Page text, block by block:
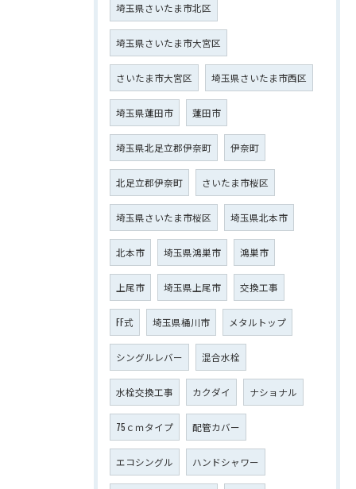
埼玉県さいたま市北区
埼玉県さいたま市大宮区
さいたま市大宮区 埼玉県さいたま市西区
埼玉県蓮田市 蓮田市
埼玉県北足立郡伊奈町 伊奈町
北足立郡伊奈町 さいたま市桜区
埼玉県さいたま市桜区 埼玉県北本市
北本市 埼玉県鴻巣市 鴻巣市
上尾市 埼玉県上尾市 交換工事
FF式 埼玉県桶川市 メタルトップ
シングルレバー 混合水栓
水栓交換工事 カクダイ ナショナル
75ｃｍタイプ 配管カバー
エコシングル ハンドシャワー